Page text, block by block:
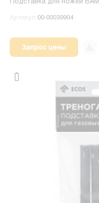
Подставка для ножей
Артикул 00-00039904
Запрос цены